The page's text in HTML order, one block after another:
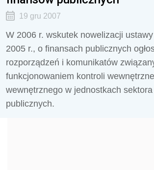
19 gru 2007
W 2006 r. wskutek nowelizacji
2005 r., o finansach publicznych
rozporządzeń i komunikatów
funkcjonowaniem kontroli
wewnętrznego w jednostkach
publicznych.